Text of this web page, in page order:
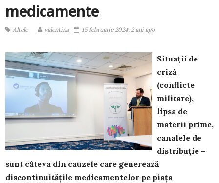
medicamente
Altele valentina 15 februarie 2024, 2 ani ago
Situații de
criză
(conflicte
militare),
lipsa de
materii prime,
canalele de
distribuție –
sunt câteva din cauzele care generează
discontinuitățile medicamentelor pe piața